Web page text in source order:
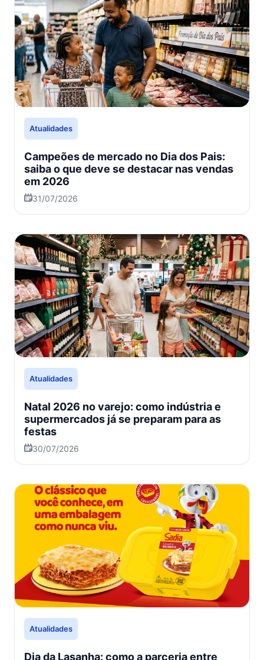
Atualidades
Campeões de mercado no Dia dos Pais:
saiba o que deve se destacar nas vendas
em 2026
31/07/2026
Atualidades
Natal 2026 no varejo: como indústria e
supermercados já se preparam para as
festas
30/07/2026
Atualidades
Dia da Lasanha: como a parceria entre